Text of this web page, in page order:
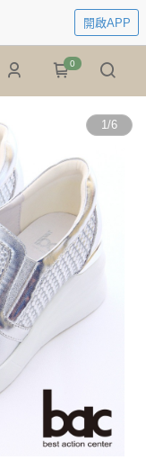
開啟APP
0
1/6